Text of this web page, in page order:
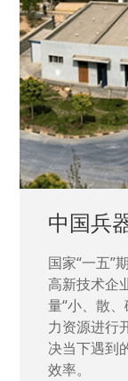
中国兵
国家“一五”
高新技术企
量“小、散
力资源进行
决当下遇到
效率。